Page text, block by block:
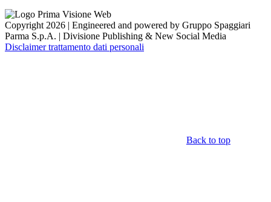
Copyright 2026 | Engineered and powered by Gruppo Spaggiari
Parma S.p.A. | Divisione Publishing & New Social Media
Disclaimer trattamento dati personali
Back to top